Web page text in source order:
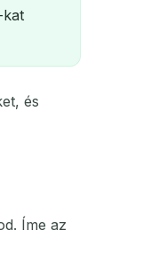
kat
és
Íme az